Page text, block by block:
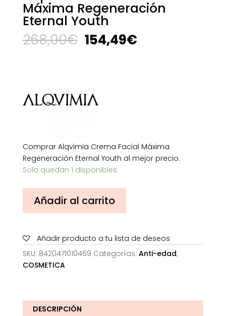
Máxima Regeneración
Eternal Youth
268,00€ El
precio
154,49€El
Comprar Alqvimia Crema Facial Máxima
Regeneración Eternal Youth al mejor precio.
Solo quedan 1 disponibles
Crema
Facial
Regeneración
Eternal
Youth
Añadir al carrito
Añadir producto a tu lista de deseos
SKU: 8420471010469 Categorías: Anti-edad,
COSMETICA
DESCRIPCIÓN